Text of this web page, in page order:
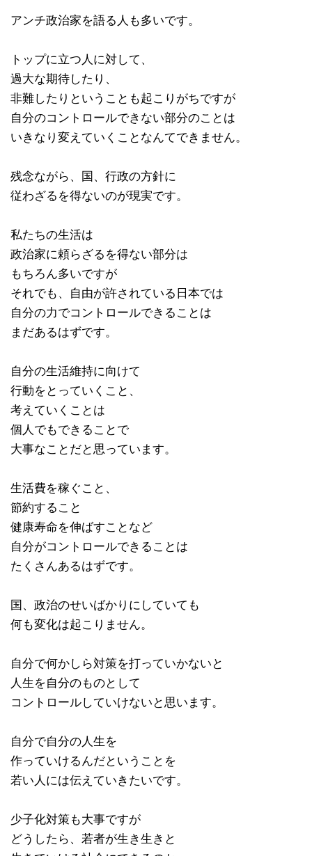
アンチ政治家を語る人も多いです。
トップに立つ人に対して、
過大な期待したり、
非難したりということも起こりがちですが
自分のコントロールできない部分のことは
いきなり変えていくことなんてできません。
残念ながら、国、行政の方針に
従わざるを得ないのが現実です。
私たちの生活は
政治家に頼らざるを得ない部分は
もちろん多いですが
それでも、自由が許されている日本では
自分の力でコントロールできることは
まだあるはずです。
自分の生活維持に向けて
行動をとっていくこと、
考えていくことは
個人でもできることで
大事なことだと思っています。
生活費を稼ぐこと、
節約すること
健康寿命を伸ばすことなど
自分がコントロールできることは
たくさんあるはずです。
国、政治のせいばかりにしていても
何も変化は起こりません。
自分で何かしら対策を打っていかないと
人生を自分のものとして
コントロールしていけないと思います。
自分で自分の人生を
作っていけるんだということを
若い人には伝えていきたいです。
少子化対策も大事ですが
どうしたら、若者が生き生きと